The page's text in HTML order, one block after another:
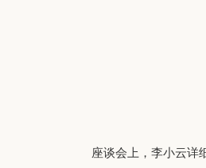
座谈会上，李小云详